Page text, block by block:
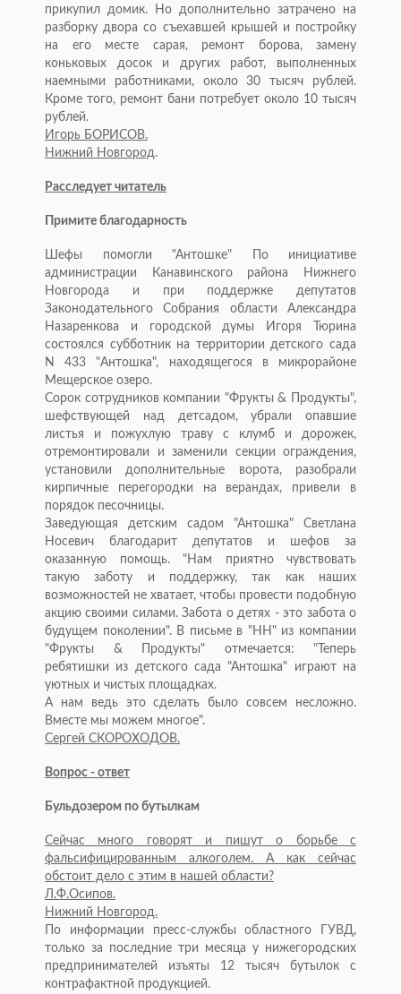
прикупил домик. Но дополнительно затрачено на
разборку двора со съехавшей крышей и постройку
на его месте сарая, ремонт борова, замену
коньковых досок и других работ, выполненных
наемными работниками, около 30 тысяч рублей.
Кроме того, ремонт бани потребует около 10 тысяч
рублей.
Игорь БОРИСОВ.
Нижний Новгород.
Расследует читатель
Примите благодарность
Шефы помогли "Антошке" По инициативе
администрации Канавинского района Нижнего
Новгорода и при поддержке депутатов
Законодательного Собрания области Александра
Назаренкова и городской думы Игоря Тюрина
состоялся субботник на территории детского сада
N 433 "Антошка", находящегося в микрорайоне
Мещерское озеро.
Сорок сотрудников компании "Фрукты & Продукты",
шефствующей над детсадом, убрали опавшие
листья и пожухлую траву с клумб и дорожек,
отремонтировали и заменили секции ограждения,
установили дополнительные ворота, разобрали
кирпичные перегородки на верандах, привели в
порядок песочницы.
Заведующая детским садом "Антошка" Светлана
Носевич благодарит депутатов и шефов за
оказанную помощь. "Нам приятно чувствовать
такую заботу и поддержку, так как наших
возможностей не хватает, чтобы провести подобную
акцию своими силами. Забота о детях - это забота о
будущем поколении". В письме в "НН" из компании
"Фрукты & Продукты" отмечается: "Теперь
ребятишки из детского сада "Антошка" играют на
уютных и чистых площадках.
А нам ведь это сделать было совсем несложно.
Вместе мы можем многое".
Сергей СКОРОХОДОВ.
Вопрос - ответ
Бульдозером по бутылкам
Сейчас много говорят и пишут о борьбе с
фальсифицированным алкоголем. А как сейчас
обстоит дело с этим в нашей области?
Л.Ф.Осипов.
Нижний Новгород.
По информации пресс-службы областного ГУВД,
только за последние три месяца у нижегородских
предпринимателей изъяты 12 тысяч бутылок с
контрафактной продукцией.